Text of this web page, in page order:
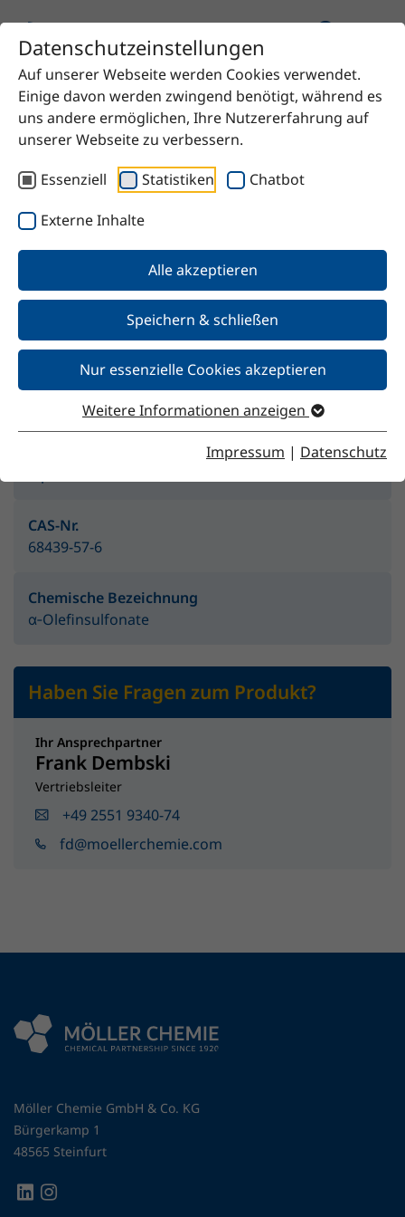
Datenschutzeinstellungen
Auf unserer Webseite werden Cookies verwendet.
Einige davon werden zwingend benötigt, während es
uns andere ermöglichen, Ihre Nutzererfahrung auf
unserer Webseite zu verbessern.
Essenziell
Statistiken Chatbot
Externe Inhalte
Alle akzeptieren
Speichern & schließen
Nur essenzielle Cookies akzeptieren
Weitere Informationen anzeigen
Impressum | Datenschutz
Startseite Produkt AlphaPlus® C14-16
AlphaPlus® C14-16
Merkmale
CAS-Nr.
68439-57-6
Chemische Bezeichnung
α‑Olefinsulfonate
Haben Sie Fragen zum Produkt?
Ihr Ansprechpartner
Frank Dembski
Vertriebsleiter
+49 2551 9340-74
fd@moellerchemie.com
Möller Chemie GmbH & Co. KG
Bürgerkamp 1
48565 Steinfurt